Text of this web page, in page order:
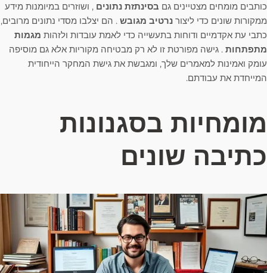
כותבים מומחים מצטיינים גם בסינתזת נתונים , ושוזרים במיומנות מידע
ממקורות שונים כדי ליצור נרטיב מגובש . הם יצלבו מסדי נתונים מרובים,
כתבי עת אקדמיים ודוחות בתעשייה כדי לאמת עובדות ולזהות מגמות
מתפתחות . גישה מפורטת זו לא רק מבטיחה מקוריות אלא גם מוסיפה
עומק ואמינות למאמרים שלך, ומגבשת את גישת המחקר הייחודית
המייחדת את עבודתם.
מומחיות בסגנונות
כתיבה שונים